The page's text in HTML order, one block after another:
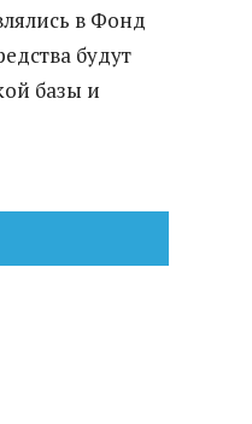
в Фонд
будут
базы и